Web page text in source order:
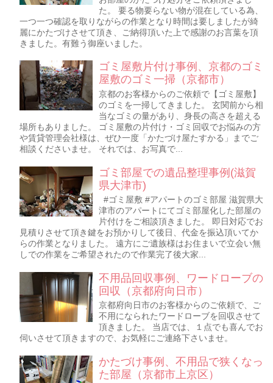
た。 要る物要らない物が混在している為、
一つ一つ確認を取りながらの作業となり時間は要しましたが綺
麗にかたづけさせて頂き、ご納得頂いた上で感謝のお言葉を頂
きました。有難う御座いました。
ゴミ屋敷片付け事例、京都のゴミ
屋敷のゴミ一掃（京都市）
京都のお客様からのご依頼で【ゴミ屋敷】
のゴミを一掃してきました。 玄関前から相
当なゴミの量があり、身長の高さを超える
場所もありました。 ゴミ屋敷の片付け・ゴミ回収でお悩みの方
や賃貸管理会社様は、ぜひ一度「かたづけ屋たすかる」までご
相談くださいませ。 それでは、お写真で...
ゴミ部屋での遺品整理事例(滋賀
県大津市)
#ゴミ屋敷 #アパートのゴミ部屋 滋賀県大
津市のアパートにてゴミ部屋化した部屋の
片付けをご相談頂きました。 即日対応でお
見積りさせて頂き鍵をお預かりして後日、代金を振込頂いてか
らの作業となりました。 遠方にご遺族様はお住まいで立会い無
しでの作業をご希望されたので作業完了後大家...
不用品回収事例、ワードローブの
回収（京都府向日市）
京都府向日市のお客様からのご依頼で、ご
不用になられたワードローブを回収させて
頂きました。 当店では、１点でも喜んでお
伺いさせて頂きますので、お気軽にご連絡下さいませ。
かたづけ事例、不用品で狭くなっ
た部屋（京都市上京区）